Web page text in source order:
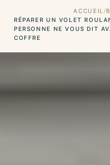
ACCUEIL
RÉPARER UN VOLET
PERSONNE NE VOUS DIT
COFFRE